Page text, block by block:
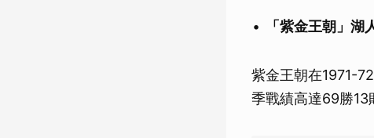
「紫金王朝」
紫金王朝在1971-
季戰績高達69勝13